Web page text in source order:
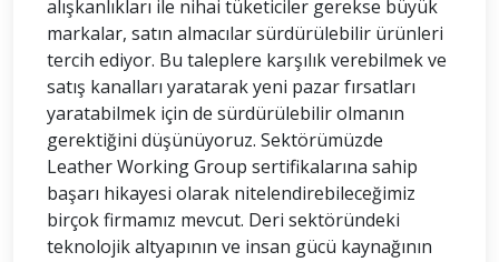
alışkanlıkları ile nihai tüketiciler gerekse büyük
markalar, satın almacılar sürdürülebilir ürünleri
tercih ediyor. Bu taleplere karşılık verebilmek ve
satış kanalları yaratarak yeni pazar fırsatları
yaratabilmek için de sürdürülebilir olmanın
gerektiğini düşünüyoruz. Sektörümüzde
Leather Working Group sertifikalarına sahip
başarı hikayesi olarak nitelendirebileceğimiz
birçok firmamız mevcut. Deri sektöründeki
teknolojik altyapının ve insan gücü kaynağının